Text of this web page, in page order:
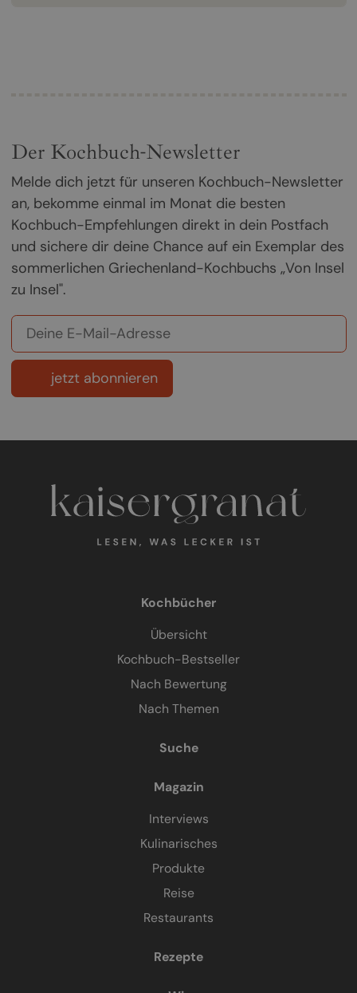
Der Kochbuch-Newsletter
Melde dich jetzt für unseren Kochbuch-Newsletter
an, bekomme einmal im Monat die besten
Kochbuch-Empfehlungen direkt in dein Postfach
und sichere dir deine Chance auf ein Exemplar des
sommerlichen Griechenland-Kochbuchs „Von Insel
zu Insel".
jetzt abonnieren
Kochbücher
Übersicht
Kochbuch-Bestseller
Nach Bewertung
Nach Themen
Suche
Magazin
Interviews
Kulinarisches
Produkte
Reise
Restaurants
Rezepte